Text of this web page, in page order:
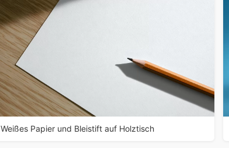
Weißes Papier und Bleistift auf Holztisch